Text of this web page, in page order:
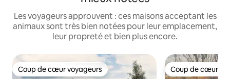
Les voyageurs approuvent : ces maisons acceptant les
animaux sont très bien notées pour leur emplacement,
leur propreté et bien plus encore.
Coup de cœur voyageurs
Coup de cœur voyageurs Coup de cœur
Coup de cœur